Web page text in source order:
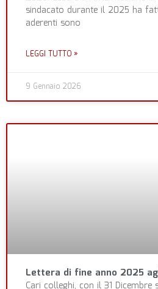
sindacato durante il 2025 ha
aderenti sono
LEGGI TUTTO »
9 Gennaio 2026
Lettera di fine anno 2025
Cari colleghi, con il 31 Dicembre